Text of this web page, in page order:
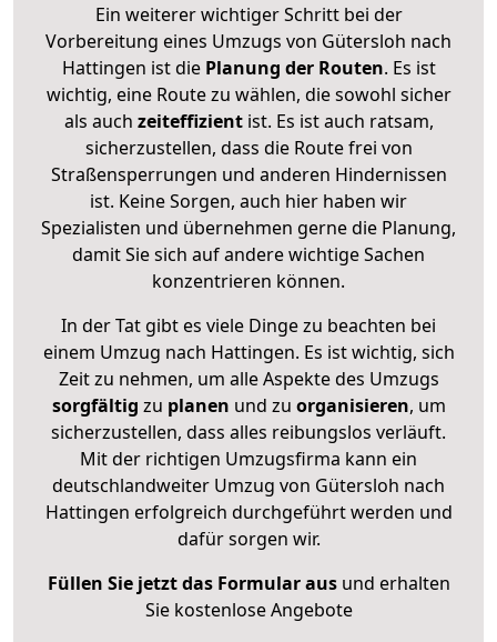
Ein weiterer wichtiger Schritt bei der
Vorbereitung eines Umzugs von Gütersloh nach
Hattingen ist diePlanung der Routen. Es ist
wichtig, eine Route zu wählen, die sowohl sicher
als auch zeiteffizientist. Es ist auch ratsam,
sicherzustellen, dass die Route frei von
Straßensperrungen und anderen Hindernissen
ist. Keine Sorgen, auch hier haben wir
Spezialisten und übernehmen gerne die Planung,
damit Sie sich auf andere wichtige Sachen
konzentrieren können.
In der Tat gibt es viele Dinge zu beachten bei
einem Umzug nach Hattingen. Es ist wichtig, sich
Zeit zu nehmen, um alle Aspekte des Umzugs
sorgfältig zu planen und zu organisieren, um
sicherzustellen, dass alles reibungslos verläuft.
Mit der richtigen Umzugsfirma kann ein
deutschlandweiter Umzug von Gütersloh nach
Hattingen erfolgreich durchgeführt werden und
dafür sorgen wir.
Füllen Sie jetzt das Formular ausund erhalten
Sie kostenlose Angebote